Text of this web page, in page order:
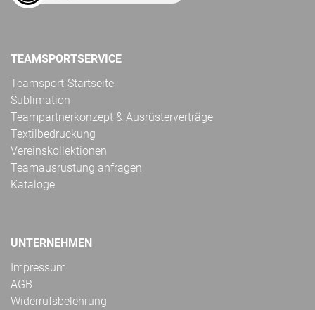
TEAMSPORTSERVICE
Teamsport-Startseite
Sublimation
Teampartnerkonzept & Ausrüsterverträge
Textilbedruckung
Vereinskollektionen
Teamausrüstung anfragen
Kataloge
UNTERNEHMEN
Impressum
AGB
Widerrufsbelehrung